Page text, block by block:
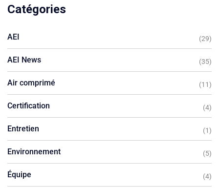
Catégories
AEI (29)
AEI News (35)
Air comprimé (11)
Certification (4)
Entretien (1)
Environnement (5)
Équipe (4)